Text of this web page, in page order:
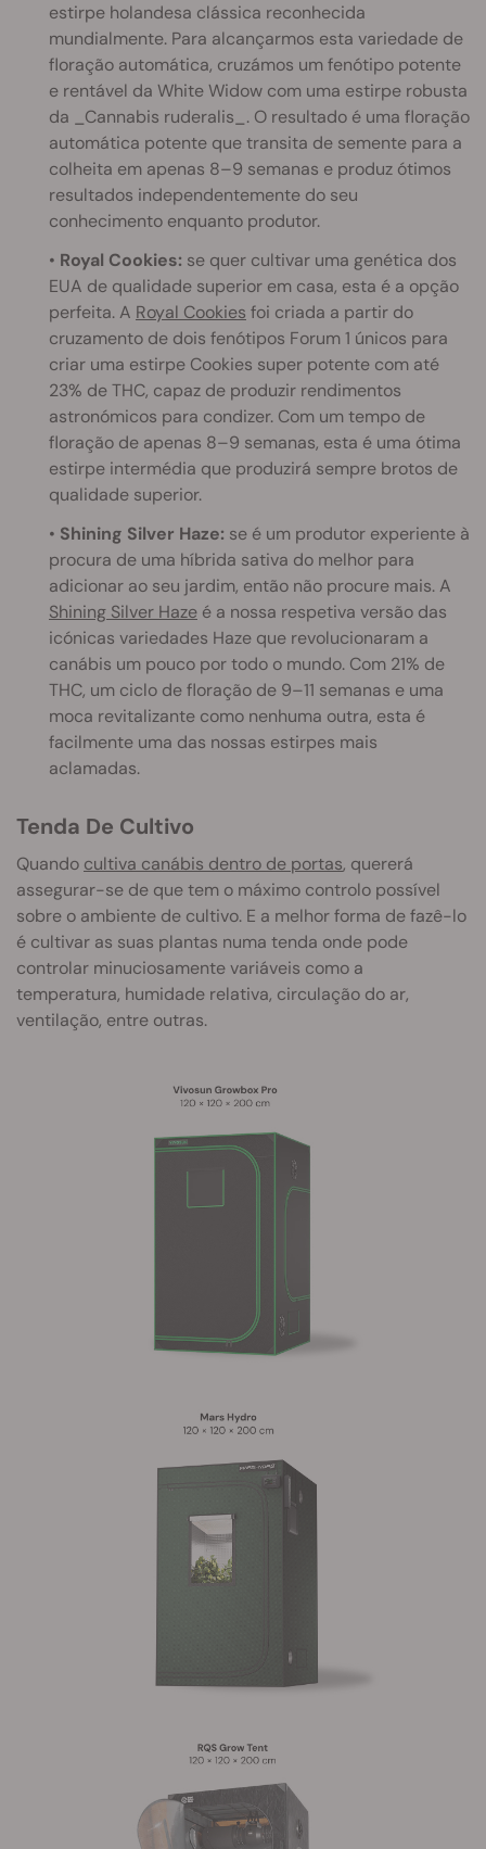
estirpe holandesa clássica reconhecida
mundialmente. Para alcançarmos esta variedade de
floração automática, cruzámos um fenótipo potente
e rentável da White Widow com uma estirpe robusta
da _Cannabis ruderalis_. O resultado é uma floração
automática potente que transita de semente para a
colheita em apenas 8–9 semanas e produz ótimos
resultados independentemente do seu
conhecimento enquanto produtor.
• Royal Cookies: se quer cultivar uma genética dos
EUA de qualidade superior em casa, esta é a opção
perfeita. A Royal Cookies foi criada a partir do
cruzamento de dois fenótipos Forum 1 únicos para
criar uma estirpe Cookies super potente com até
23% de THC, capaz de produzir rendimentos
astronómicos para condizer. Com um tempo de
floração de apenas 8–9 semanas, esta é uma ótima
estirpe intermédia que produzirá sempre brotos de
qualidade superior.
• Shining Silver Haze: se é um produtor experiente à
procura de uma híbrida sativa do melhor para
adicionar ao seu jardim, então não procure mais. A
Shining Silver Haze é a nossa respetiva versão das
icónicas variedades Haze que revolucionaram a
canábis um pouco por todo o mundo. Com 21% de
THC, um ciclo de floração de 9–11 semanas e uma
moca revitalizante como nenhuma outra, esta é
facilmente uma das nossas estirpes mais
aclamadas.
Tenda De Cultivo
Quando cultiva canábis dentro de portas, quererá
assegurar-se de que tem o máximo controlo possível
sobre o ambiente de cultivo. E a melhor forma de fazê-lo
é cultivar as suas plantas numa tenda onde pode
controlar minuciosamente variáveis como a
temperatura, humidade relativa, circulação do ar,
ventilação, entre outras.